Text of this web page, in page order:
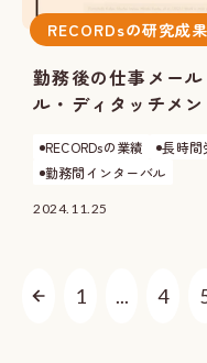
RECORDsの研究成果
勤務後の仕事メー
ル・ディタッチメ
RECORDsの業績 長時間
勤務間インターバル
2024.11.25
1 ... 4